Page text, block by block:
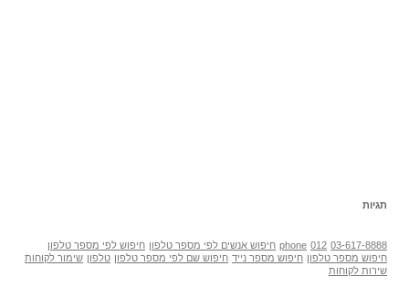
תגיות
03-617-8888
012
phone חיפוש אנשים לפי מספר טלפון חיפוש לפי מספר טלפון
חיפוש מספר טלפון חיפוש מספר נייד חיפוש שם לפי מספר טלפון טלפון שימור לקוחות
שירות לקוחות